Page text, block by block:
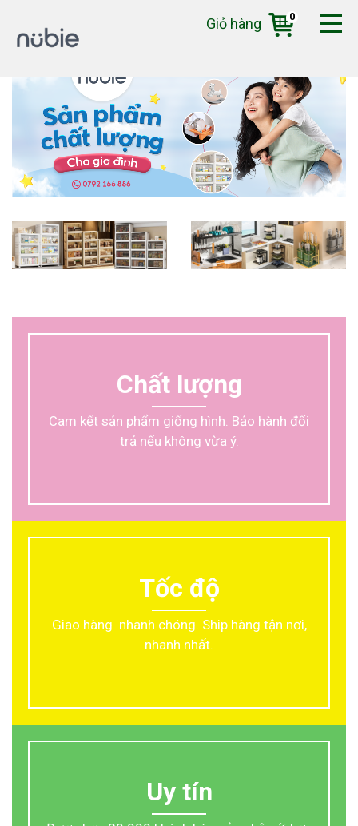
Chất lượng
Cam kết sản phẩm giống hình. Bảo hành đổi
trả nếu không vừa ý.
Tốc độ
Giao hàng nhanh chóng. Ship hàng tận nơi,
nhanh nhất.
Uy tín
Giỏ hàng 0